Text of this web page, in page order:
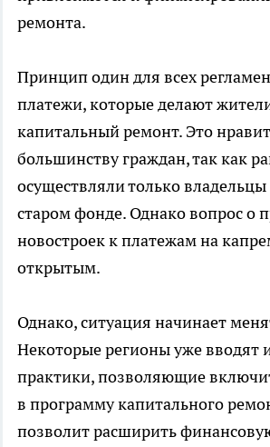
ремонта.
Принцип один для всех
платежи, которые делают
капитальный ремонт. Это
большинству граждан, так как
осуществляли только владельцы
старом фонде. Однако вопрос о
новостроек к платежам на
открытым.
Однако, ситуация начинает
Некоторые регионы уже вводят
практики, позволяющие
в программу капитального
позволит расширить